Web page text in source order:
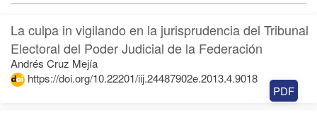
La culpa in vigilando en la jurisprudencia del Tribunal
Electoral del Poder Judicial de la Federación
Andrés Cruz Mejía
https://doi.org/10.22201/iij.24487902e.2013.4.9018
PDF